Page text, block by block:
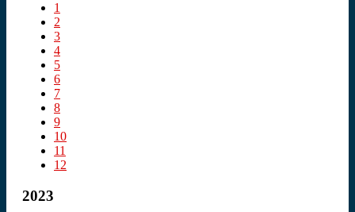
1
2
3
4
5
6
7
8
9
10
11
12
2023